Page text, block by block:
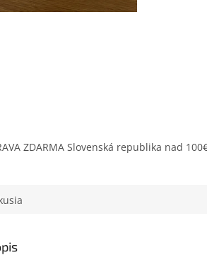
ZDARMA Slovenská republika nad